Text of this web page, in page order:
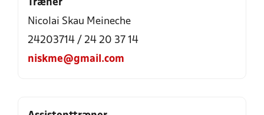
Træner
Nicolai Skau Meineche
24203714 / 24 20 37 14
niskme@gmail.com